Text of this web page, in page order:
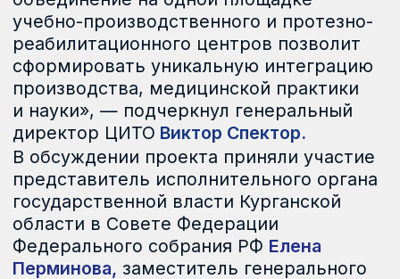
Сегодня Госкорпорация Ростех на базе
ЦИТО совместно с фондом «Защитники
Отечества», ФМБА России
и региональными администрациями
создает федеральную сеть центров для
высокотехнологичного протезирования
и реабилитации ветеранов СВО. Цель —
сделать помощь доступной для людей
по всей стране. Для этого к 2028 году
планируется сформировать сеть из 25
региональных филиалов, где пациенты
смогут не только получить